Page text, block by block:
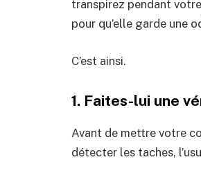
transpirez pendant
pour qu’elle garde une
C’est ainsi.
1. Faites-lui une
Avant de mettre votre
détecter les taches,